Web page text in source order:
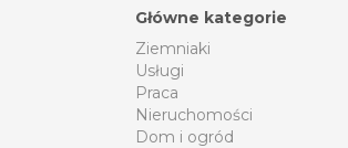
Główne kategorie
Ziemniaki
Usługi
Praca
Nieruchomości
Dom i ogród